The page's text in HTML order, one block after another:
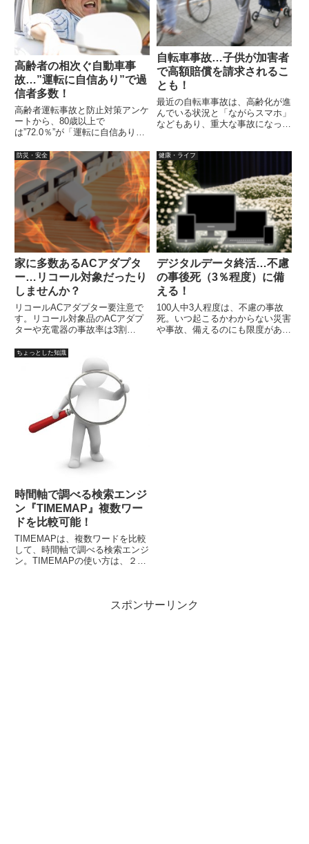
高齢者の相次ぐ自動車事
故…”運転に自信あり”で過
信者多数！
高齢者運転事故と防止対策アンケ
ートから、80歳以上で
は”72.0％”が「運転に自信あり」
免許を自主返納は望めない？たと
え「認知機能検査」でパスしても
運動機能も問題があり、75歳以
上の高齢運転者は、操作不適によ
る事故が最も多い。
自転車事故…子供が加害者
で高額賠償を請求されるこ
とも！
最近の自転車事故は、高齢化が進
んでいる状況と「ながらスマホ」
などもあり、重大な事故になって
車保険等の加入義務化の条例が施
工されました。自転車は、原動機
が付いていなくても軽車両です。
防災・安全
家に多数あるACアダプタ
ー…リコール対象だったり
しませんか？
リコールACアダプター要注意で
す。リコール対象品のACアダプ
ターや充電器の事故率は3割
サイトに登録されたACアダプタ
ー（スマートフォンやタブレット
用）について、注意喚起されてい
ますので、この機会に一度確認し
てみてはいかがでしょう。
健康・ライフ
デジタルデータ終活…不慮
の事後死（3％程度）に備
える！
100人中3人程度は、不慮の事故
死。いつ起こるかわからない災害
や事故、備えるのにも限度があり
ちょっとした知識
時間軸で調べる検索エンジ
ン『TIMEMAP』複数ワー
ドを比較可能！
TIMEMAPは、複数ワードを比較
して、時間軸で調べる検索エンジ
ン。TIMEMAPの使い方は、２つ
ア（グループ）を１つ選択するこスポンサーリンク